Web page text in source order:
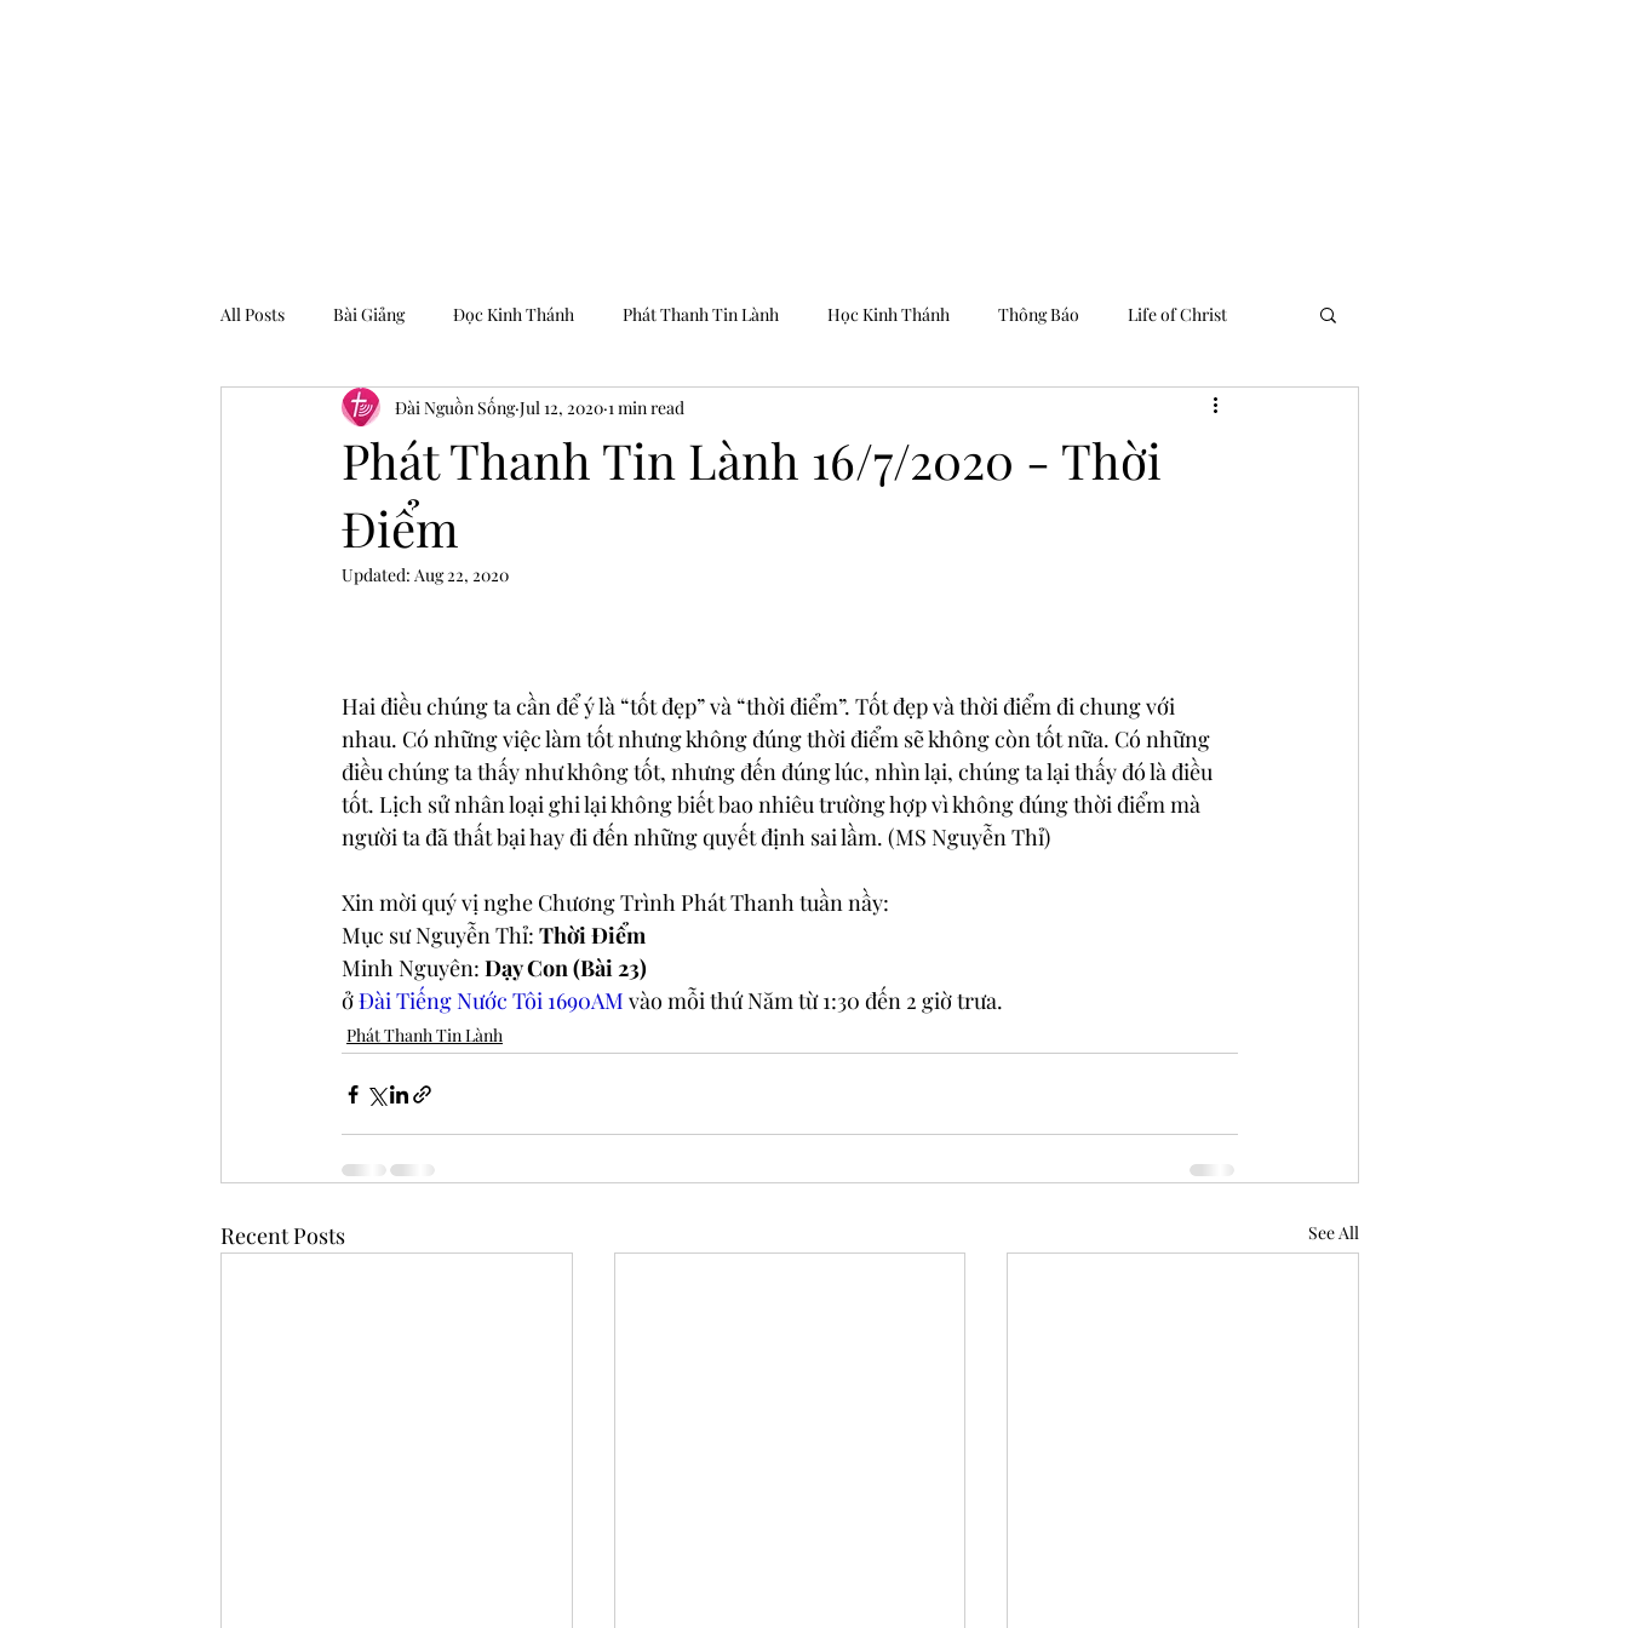
All Posts Bài Giảng Đọc Kinh Thánh Phát Thanh Tin Lành Học Kinh Thánh Thông Báo Life of Christ
Phát Thanh Tin Lành 16/7/2020 - Thời
Điểm
Đài Nguồn Sống Jul 12, 2020 1 min read
Updated: Aug 22, 2020
Hai điều chúng ta cần để ý là “tốt đẹp” và “thời điểm”. Tốt đẹp và thời điểm đi chung với
nhau. Có những việc làm tốt nhưng không đúng thời điểm sẽ không còn tốt nữa. Có những
điều chúng ta thấy như không tốt, nhưng đến đúng lúc, nhìn lại, chúng ta lại thấy đó là điều
tốt. Lịch sử nhân loại ghi lại không biết bao nhiêu trường hợp vì không đúng thời điểm mà
người ta đã thất bại hay đi đến những quyết định sai lầm. (MS Nguyễn Thỉ)
Xin mời quý vị nghe Chương Trình Phát Thanh tuần nầy:
Mục sư Nguyễn Thỉ: Thời Điểm
Minh Nguyên: Dạy Con (Bài 23)
ở Đài Tiếng Nước Tôi 1690AM vào mỗi thứ Năm từ 1:30 đến 2 giờ trưa.
Phát Thanh Tin Lành
Recent Posts See All